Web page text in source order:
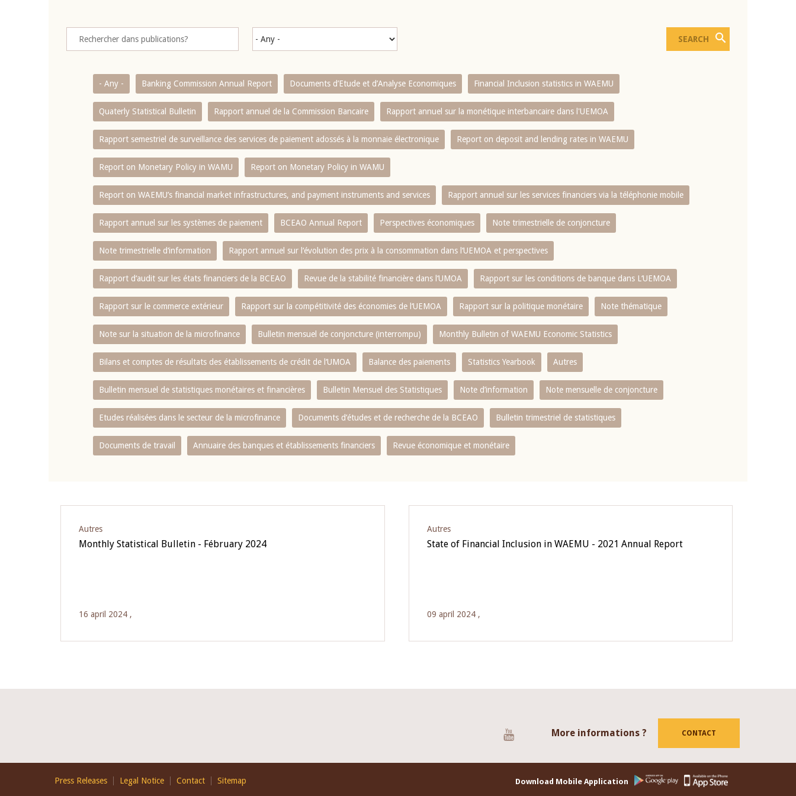
- Any - Banking Commission Annual Report Documents d’Etude et d’Analyse Economiques Financial Inclusion statistics in WAEMU
Quaterly Statistical Bulletin Rapport annuel de la Commission Bancaire Rapport annuel sur la monétique interbancaire dans l'UEMOA
Rapport semestriel de surveillance des services de paiement adossés à la monnaie électronique Report on deposit and lending rates in WAEMU
Report on Monetary Policy in WAMU Report on Monetary Policy in WAMU
Report on WAEMU’s financial market infrastructures, and payment instruments and services Rapport annuel sur les services financiers via la téléphonie mobile
Rapport annuel sur les systèmes de paiement BCEAO Annual Report Perspectives économiques Note trimestrielle de conjoncture
Note trimestrielle d‘information Rapport annuel sur l‘évolution des prix à la consommation dans l‘UEMOA et perspectives
Rapport d‘audit sur les états financiers de la BCEAO Revue de la stabilité financière dans l‘UMOA Rapport sur les conditions de banque dans L‘UEMOA
Rapport sur le commerce extérieur Rapport sur la compétitivité des économies de l‘UEMOA Rapport sur la politique monétaire Note thématique
Note sur la situation de la microfinance Bulletin mensuel de conjoncture (interrompu) Monthly Bulletin of WAEMU Economic Statistics
Bilans et comptes de résultats des établissements de crédit de l‘UMOA Balance des paiements Statistics Yearbook Autres
Bulletin mensuel de statistiques monétaires et financières Bulletin Mensuel des Statistiques Note d’information Note mensuelle de conjoncture
Etudes réalisées dans le secteur de la microfinance Documents d’études et de recherche de la BCEAO Bulletin trimestriel de statistiques
Documents de travail Annuaire des banques et établissements financiers Revue économique et monétaire
Autres
Monthly Statistical Bulletin - Fébruary 2024
16 april 2024 ,
Autres
State of Financial Inclusion in WAEMU - 2021 Annual Report
09 april 2024 ,
More informations ? CONTACT
Download Mobile Application
Footer
EN
Press Releases Legal Notice Contact Sitemap